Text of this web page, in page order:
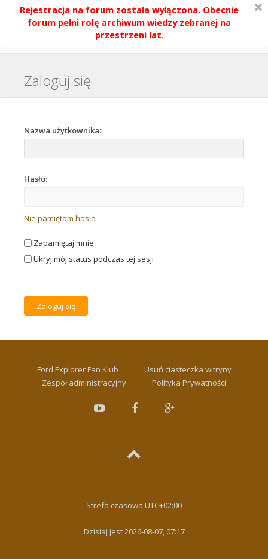
Rejestracja na forum została wyłączona. Obecnie
forum pełni rolę archiwum wiedzy zebranej na
przestrzeni lat.
Zaloguj się
Nazwa użytkownika:
Hasło:
Nie pamiętam hasła
Zapamiętaj mnie
Ukryj mój status podczas tej sesji
Ford Explorer Fan Klub
Usuń ciasteczka witryny
Zespół administracyjny
Polityka Prywatności
Strefa czasowa UTC+02:00
Dzisiaj jest 2026-08-07, 07:17